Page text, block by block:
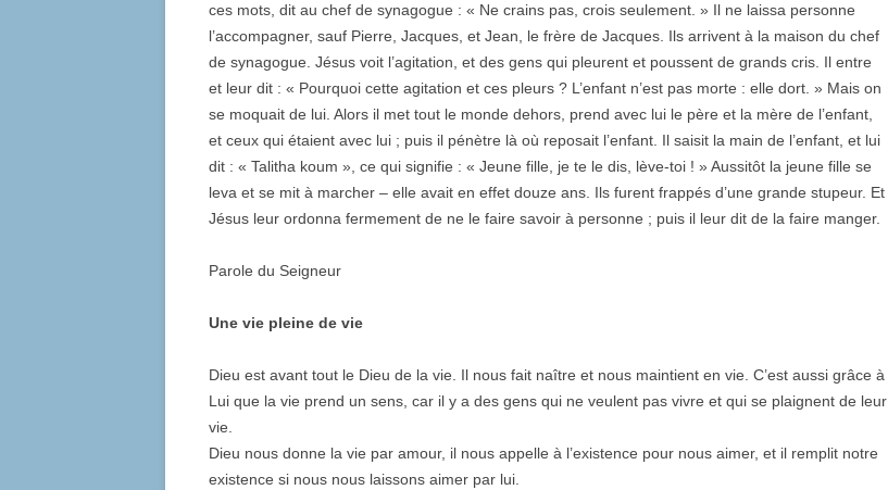
ces mots, dit au chef de synagogue : « Ne crains pas, crois seulement. » Il ne laissa personne
l’accompagner, sauf Pierre, Jacques, et Jean, le frère de Jacques. Ils arrivent à la maison du chef
de synagogue. Jésus voit l’agitation, et des gens qui pleurent et poussent de grands cris. Il entre
et leur dit : « Pourquoi cette agitation et ces pleurs ? L’enfant n’est pas morte : elle dort. » Mais on
se moquait de lui. Alors il met tout le monde dehors, prend avec lui le père et la mère de l’enfant,
et ceux qui étaient avec lui ; puis il pénètre là où reposait l’enfant. Il saisit la main de l’enfant, et lui
dit : « Talitha koum », ce qui signifie : « Jeune fille, je te le dis, lève-toi ! » Aussitôt la jeune fille se
leva et se mit à marcher – elle avait en effet douze ans. Ils furent frappés d’une grande stupeur. Et
Jésus leur ordonna fermement de ne le faire savoir à personne ; puis il leur dit de la faire manger.
Parole du Seigneur
Une vie pleine de vie
Dieu est avant tout le Dieu de la vie. Il nous fait naître et nous maintient en vie. C’est aussi grâce à
Lui que la vie prend un sens, car il y a des gens qui ne veulent pas vivre et qui se plaignent de leur
vie.
Dieu nous donne la vie par amour, il nous appelle à l’existence pour nous aimer, et il remplit notre
existence si nous nous laissons aimer par lui.